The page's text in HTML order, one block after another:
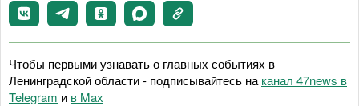
Чтобы первыми узнавать о главных событиях в
Ленинградской области - подписывайтесь на канал 47news в
Telegram и в Maх